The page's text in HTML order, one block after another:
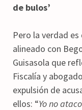
de bulos’
Pero la verdad
alineado con
Guisasola que
Fiscalía y
expulsión de
ellos: “Yo no